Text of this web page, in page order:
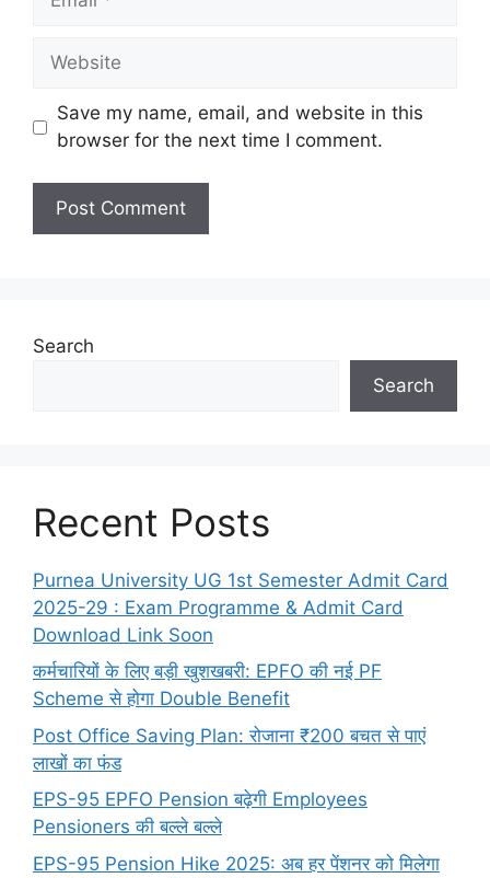
Website
Save my name, email, and website in this
browser for the next time I comment.
Search
Search
Recent Posts
Purnea University UG 1st Semester Admit Card
2025-29 : Exam Programme & Admit Card
Download Link Soon
कर्मचारियों के लिए बड़ी खुशखबरी: EPFO की नई PF
Scheme से होगा Double Benefit
Post Office Saving Plan: रोजाना ₹200 बचत से पाएं
लाखों का फंड
EPS-95 EPFO Pension बढ़ेगी Employees
Pensioners की बल्ले बल्ले
EPS-95 Pension Hike 2025: अब हर पेंशनर को मिलेगा